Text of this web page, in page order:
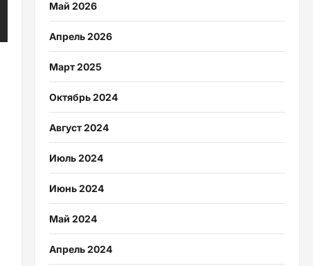
Май 2026
Апрель 2026
Март 2025
Октябрь 2024
Август 2024
Июль 2024
Июнь 2024
Май 2024
Апрель 2024